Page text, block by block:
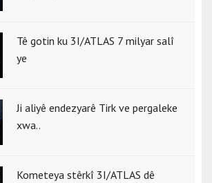
Tê gotin ku 3I/ATLAS 7 milyar salî
ye
Ji aliyê endezyarê Tirk ve pergaleke
xwa..
Kometeya stêrkî 3I/ATLAS dê